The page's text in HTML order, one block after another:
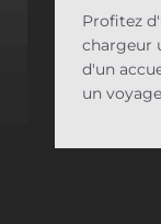
Profitez
chargeur
d'un
un